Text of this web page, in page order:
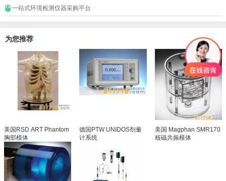
一站式环境检测仪器采购平台
为您推荐
美国RSD ART Phantom
胸部模体
德国PTW UNIDOS剂量
计系统
美国 Magphan SMR170
核磁共振模体